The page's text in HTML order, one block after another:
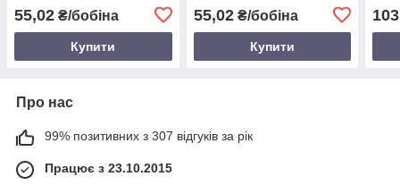
55,02 ₴/бобіна
Купити
55,02₴/бобіна
Купити
Про нас
99% позитивних з 307 відгуків за рік
Працює з 23.10.2015